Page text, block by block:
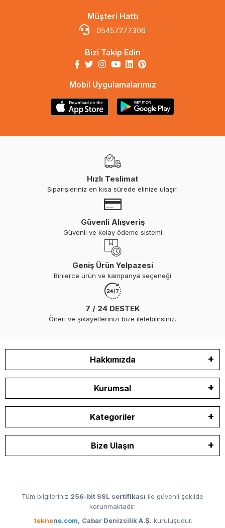
Müşteri Hattı
05457277306
Bizi Takip Edin
Mobil Uygulamalarımız
Hızlı Teslimat
Siparişleriniz en kısa sürede elinize ulaşır.
Güvenli Alışveriş
Güvenli ve kolay ödeme sistemi
Geniş Ürün Yelpazesi
Binlerce ürün ve kampanya seçeneği
7 / 24 DESTEK
Öneri ve şikayetlerinizi bize iletebilirsiniz.
Hakkımızda
Kurumsal
Kategoriler
Bize Ulaşın
Tüm bilgileriniz 256-bit SSL sertifikası ile güvenli şekilde
korunmaktadır.
teknene.com, Cabar Denizcilik A.Ş. kuruluşudur.